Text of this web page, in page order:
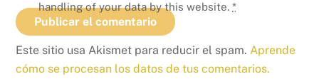
handling of your data by this website.*
Este sitio usa Akismet para reducir el spam.Aprende
cómo se procesan los datos de tus comentarios.